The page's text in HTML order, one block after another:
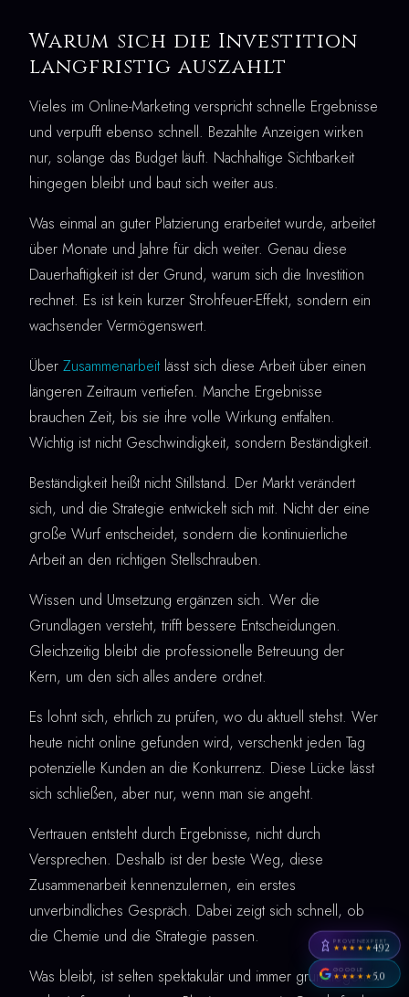
Warum sich die Investition
langfristig auszahlt
Vieles im Online-Marketing verspricht schnelle Ergebnisse
und verpufft ebenso schnell. Bezahlte Anzeigen wirken
nur, solange das Budget läuft. Nachhaltige Sichtbarkeit
hingegen bleibt und baut sich weiter aus.
Was einmal an guter Platzierung erarbeitet wurde, arbeitet
über Monate und Jahre für dich weiter. Genau diese
Dauerhaftigkeit ist der Grund, warum sich die Investition
rechnet. Es ist kein kurzer Strohfeuer-Effekt, sondern ein
wachsender Vermögenswert.
Über Zusammenarbeit lässt sich diese Arbeit über einen
längeren Zeitraum vertiefen. Manche Ergebnisse
brauchen Zeit, bis sie ihre volle Wirkung entfalten.
Wichtig ist nicht Geschwindigkeit, sondern Beständigkeit.
Beständigkeit heißt nicht Stillstand. Der Markt verändert
sich, und die Strategie entwickelt sich mit. Nicht der eine
große Wurf entscheidet, sondern die kontinuierliche
Arbeit an den richtigen Stellschrauben.
Wissen und Umsetzung ergänzen sich. Wer die
Grundlagen versteht, trifft bessere Entscheidungen.
Gleichzeitig bleibt die professionelle Betreuung der
Kern, um den sich alles andere ordnet.
Es lohnt sich, ehrlich zu prüfen, wo du aktuell stehst. Wer
heute nicht online gefunden wird, verschenkt jeden Tag
potenzielle Kunden an die Konkurrenz. Diese Lücke lässt
sich schließen, aber nur, wenn man sie angeht.
Vertrauen entsteht durch Ergebnisse, nicht durch
Versprechen. Deshalb ist der beste Weg, diese
Zusammenarbeit kennenzulernen, ein erstes
unverbindliches Gespräch. Dabei zeigt sich schnell, ob
die Chemie und die Strategie passen.
Was bleibt, ist selten spektakulär und immer grundlegend:
PROVENEXPERT
★★★★★4,92
GOOGLE
★★★★★5,0